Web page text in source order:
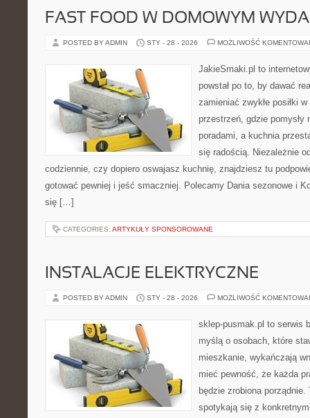
FAST FOOD W DOMOWYM
POSTED BY ADMIN STY - 28 - 2026 MOŻLIWOŚĆ
JakieSmaki.pl to
powstał po to, by dawać
zamieniać zwykłe posiłki
przestrzeń, gdzie pomysły
poradami, a kuchnia
się radością. Niezależnie
codziennie, czy dopiero oswajasz kuchnię, znajdziesz tu
gotować pewniej i jeść smaczniej. Polecamy Dania sezonowe i
się […]
CATEGORIES: ARTYKUŁY SPONSOROWANE
INSTALACJE ELEKTRYCZNE
POSTED BY ADMIN STY - 28 - 2026 MOŻLIWOŚĆ
sklep-pusmak.pl to serwis
myślą o osobach, które
mieszkanie, wykańczają
mieć pewność, że każda
będzie zrobiona
spotykają się z